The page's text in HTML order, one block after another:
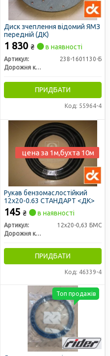
Диск зчеплення відомий ЯМЗ
передній (ДК)
1 830 ₴ в наявності
Артикул:
238-1601130-Б
Дорожня карта
ПРИДБАТИ
Код: 55964-4
Рукав бензомаслостійкий
12х20-0.63 СТАНДАРТ <ДК>
145 ₴ в наявності
Артикул:
12х20-0,63 БМС
Дорожня карта
ПРИДБАТИ
Код: 46339-4
цена за 1м,бухта 10м
Топ продажів